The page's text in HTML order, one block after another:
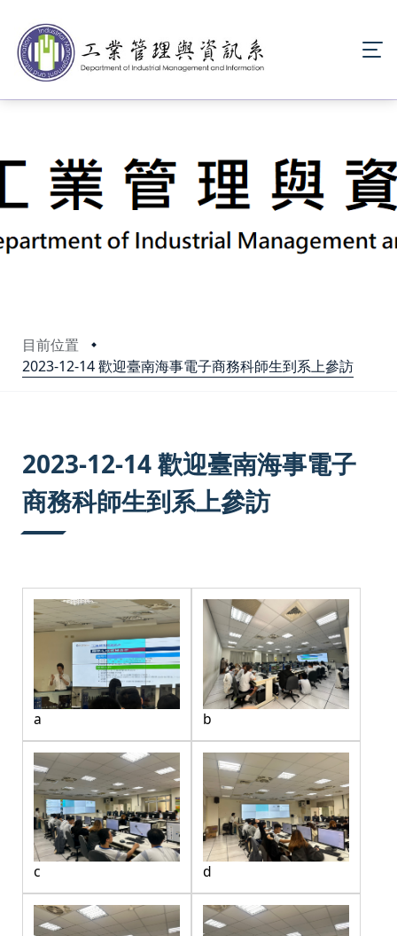
目前位置
2023-12-14 歡迎臺南海事電子商務科師生到系上參訪
2023-12-14 歡迎臺南海事電子
商務科師生到系上參訪
a b
c d